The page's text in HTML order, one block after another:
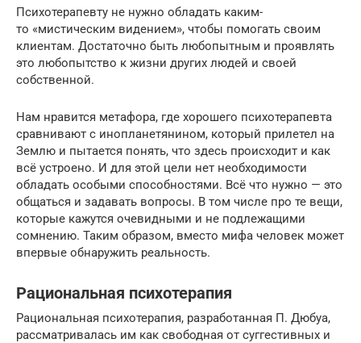
Психотерапевту не нужно обладать каким-
то «мистическим видением», чтобы помогать своим
клиентам. Достаточно быть любопытным и проявлять
это любопытство к жизни других людей и своей
собственной.
Нам нравится метафора, где хорошего психотерапевта
сравнивают с инопланетянином, который прилетел на
Землю и пытается понять, что здесь происходит и как
всё устроено. И для этой цели нет необходимости
обладать особыми способностями. Всё что нужно — это
общаться и задавать вопросы. В том числе про те вещи,
которые кажутся очевидными и не подлежащими
сомнению. Таким образом, вместо мифа человек может
впервые обнаружить реальность.
Рациональная психотерапия
Рациональная психотерапия, разработанная П. Дюбуа,
рассматривалась им как свободная от суггестивных и